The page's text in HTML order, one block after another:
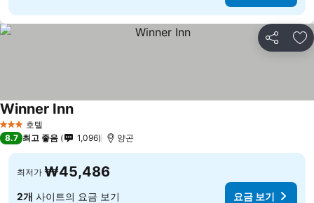
공유 즐
3 성급 호텔
Winner Inn
8.7 최고 좋음 1,096 양곤
최저가 ₩45,486
2개 사이트의 요금 보기 요금 보기